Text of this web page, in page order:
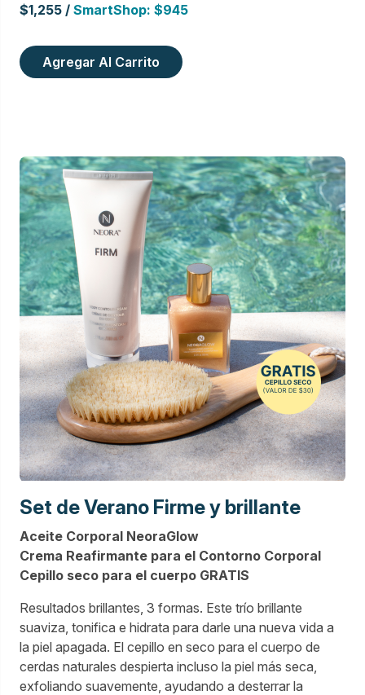
$1,255 / SmartShop: $945
Agregar Al Carrito
Set de Verano Firme y brillante
Aceite Corporal NeoraGlow
Crema Reafirmante para el Contorno Corporal
Cepillo seco para el cuerpo GRATIS
Resultados brillantes, 3 formas. Este trío brillante
suaviza, tonifica e hidrata para darle una nueva vida a
la piel apagada. El cepillo en seco para el cuerpo de
cerdas naturales despierta incluso la piel más seca,
exfoliando suavemente, ayudando a desterrar la